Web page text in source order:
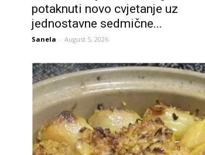
potaknuti novo cvjetanje uz
jednostavne sedmične...
Sanela - August 5, 2026